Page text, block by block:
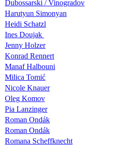
Dubossarski / Vinogradov
Harutyun Simonyan
Heidi Schatzl
Ines Doujak
Jenny Holzer
Konrad Rennert
Manaf Halbouni
Milica Tomić
Nicole Knauer
Oleg Komov
Pia Lanzinger
Roman Ondák
Roman Ondák
Romana Scheffknecht